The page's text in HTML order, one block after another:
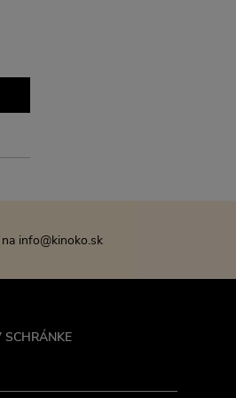
info@kinoko.sk
SCHRÁNKE